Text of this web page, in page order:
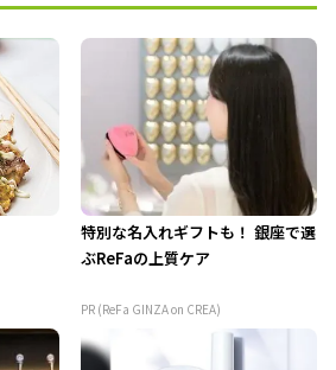
特別な名入れギフトも！ 銀座で選
ぶReFaの上質ケア
PR (ReFa GINZA on CREA)